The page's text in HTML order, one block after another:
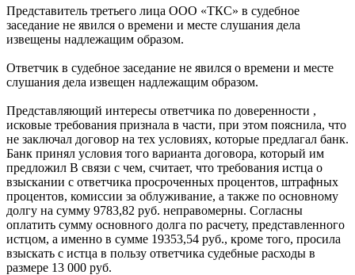
Представитель третьего лица ООО «ТКС» в судебное
заседание не явился о времени и месте слушания дела
извещены надлежащим образом.
Ответчик в судебное заседание не явился о времени и месте
слушания дела извещен надлежащим образом.
Представляющий интересы ответчика по доверенности ,
исковые требования признала в части, при этом пояснила, что
не заключал договор на тех условиях, которые предлагал банк.
Банк принял условия того варианта договора, который им
предложил В связи с чем, считает, что требования истца о
взыскании с ответчика просроченных процентов, штрафных
процентов, комиссии за облуживание, а также по основному
долгу на сумму 9783,82 руб. неправомерны. Согласны
оплатить сумму основного долга по расчету, представленного
истцом, а именно в сумме 19353,54 руб., кроме того, просила
взыскать с истца в пользу ответчика судебные расходы в
размере 13 000 руб.